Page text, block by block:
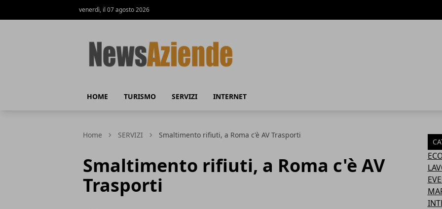
venerdì, il 07 agosto 2026
HOME TURISMO SERVIZI INTERNET
Home SERVIZI Smaltimento rifiuti, a Roma c'è AV Trasporti
Smaltimento rifiuti, a Roma c'è AV
Trasporti